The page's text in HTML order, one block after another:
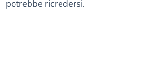
potrebbe ricredersi.